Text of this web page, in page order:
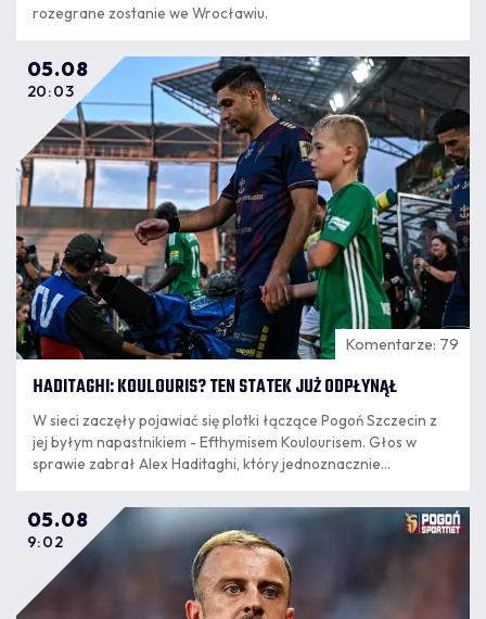
rozegrane zostanie we Wrocławiu.
05.08
20:03
Komentarze: 79
HADITAGHI: KOULOURIS? TEN STATEK JUŻ ODPŁYNĄŁ
W sieci zaczęły pojawiać się plotki łączące Pogoń Szczecin z
jej byłym napastnikiem - Efthymisem Koulourisem. Głos w
sprawie zabrał Alex Haditaghi, który jednoznacznie
05.08
9:02